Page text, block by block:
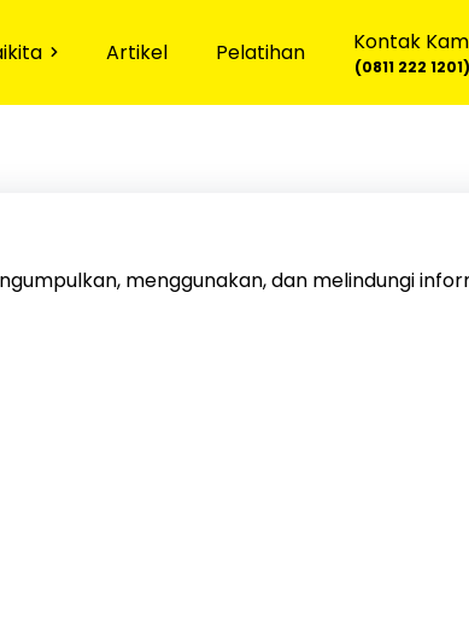
Artikel Pelatihan Kontak
(0811 222 1201)
menggunakan, dan melindungi